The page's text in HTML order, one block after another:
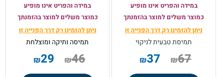
במידה והפריט אינו מופיע
כמוצר משלים למוצר בהזמנתך
ניתן להזמינו רק דרך הפנייה זו
תמיסת טבעית לניקוי
₪67
₪37
במידה והפריט אינו מופיע
כמוצר משלים למוצר בהזמנתך
ניתן להזמינו רק דרך הפנייה זו
תמיסה ותיקה ומוצלחת
₪46
₪29